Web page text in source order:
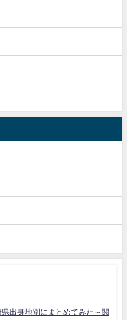
出身地別にまとめてみた～関